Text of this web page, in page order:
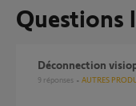
Questions
Déconnection
9 réponses AUTRES